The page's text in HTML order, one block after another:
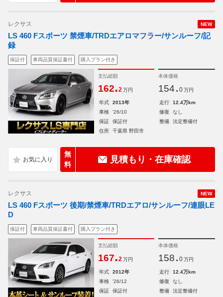
NEW
レクサス
LS 460 Fスポーツ 禁煙車/TRDエアロマフラー/サンルーフ/記
録
保証付 車両品質保証書付 購入プラン付き
支払総額
162.2 万円
本体価格
154. 0 万円
年式 2013年 走行
12.4万km
車検
'26/10 修復
なし
保証
保証付 整備
法定整備付
住所
千葉県 野田市
無
料
見積もり・在庫確認
NEW
レクサス
LS 460 Fスポーツ 後期/禁煙車/TRDエアロ/サンルーフ/連眼LE
D
保証付 車両品質保証書付 購入プラン付き
支払総額
167.2 万円
本体価格
158. 0 万円
年式 2012年 走行
12.4万km
車検
'26/12 修復
なし
保証
保証付 整備
法定整備付